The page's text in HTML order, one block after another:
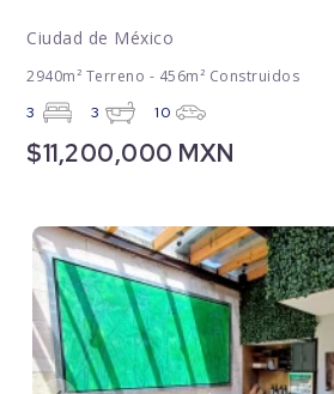
Ciudad de México
2940m² Terreno - 456m² Construidos
3 3 10
$11,200,000 MXN